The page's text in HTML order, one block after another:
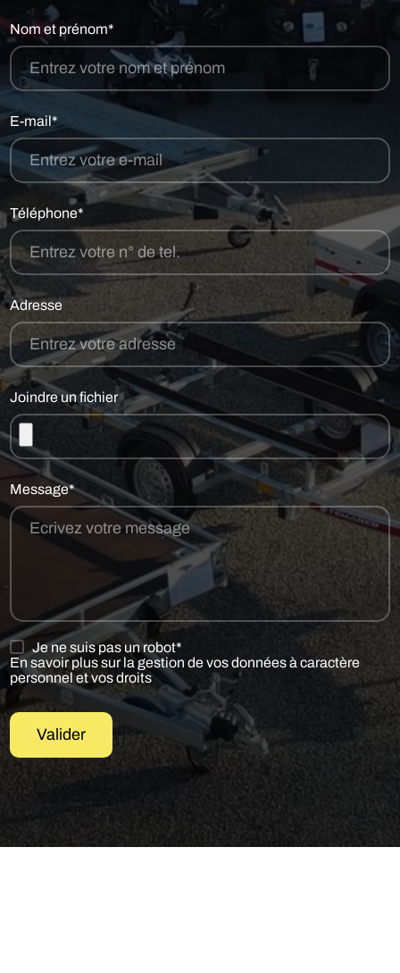
Nom et prénom*
E-mail*
Téléphone*
Adresse
Joindre un fichier
Message*
Je ne suis pas un robot*
En savoir plus sur la gestion de vos données à caractère
personnel et vos droits
Valider